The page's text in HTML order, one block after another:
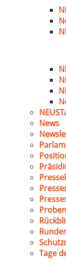
News
Tage